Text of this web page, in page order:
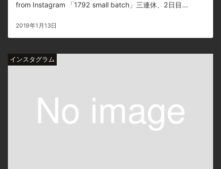
from Instagram 「1792 small batch」三連休、2日目...
2019年1月13日
インスタグラム